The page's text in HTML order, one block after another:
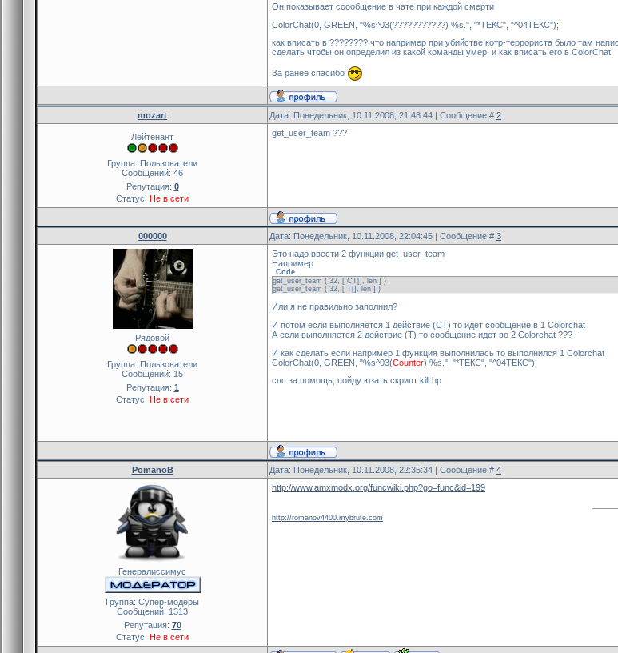
Он показывает соообщение в чате при каждой смерти
ColorChat(0, GREEN, "%s^03(???????????) %s.", "*ТЕКС", "^04ТЕКС");
как вписать в ???????? что например при убийстве котр-террориста было там
сделать чтобы он определил из какой команды умер, и как вписать его в ColorChat
За ранее спасибо
mozart Дата: Понедельник, 10.11.2008, 21:48:44 | Сообщение # 2
Лейтенант
Группа: Пользователи
Сообщений: 46
Репутация: 0
Статус: Не в сети
get_user_team ???
000000 Дата: Понедельник, 10.11.2008, 22:04:45 | Сообщение # 3
Рядовой
Группа: Пользователи
Сообщений: 15
Репутация: 1
Статус: Не в сети
Это надо ввести 2 функции get_user_team
Например
Code
get_user_team ( 32, [ CT[], len ] )
get_user_team ( 32, [ T[], len ] )
Или я не правильно заполнил?
И потом если выполняется 1 действие (CT) то идет сообщение в 1 Colorchat
А если выполняется 2 действие (Т) то сообщение идет во 2 Colorchat ???
И как сделать если например 1 функция выполнилась то выполнился 1 Colorchat
ColorChat(0, GREEN, "%s^03(Counter) %s.", "*ТЕКС", "^04ТЕКС");
спс за помощь, пойду юзать скрипт kill hp
PomanoB Дата: Понедельник, 10.11.2008, 22:35:34 | Сообщение # 4
Генералиссимус
Группа: Cупер-модеры
Сообщений: 1313
Репутация: 70
Статус: Не в сети
http://www.amxmodx.org/funcwiki.php?go=func&id=199
http://romanov4400.mybrute.com